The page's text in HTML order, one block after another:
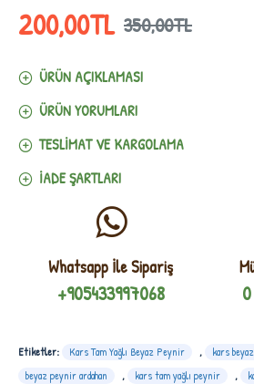
350,00TL
200,00TL
Whatsapp İle Sipariş
+905433997068
ÜRÜN AÇIKLAMASI
ÜRÜN YORUMLARI
TESLIMAT VE KARGOLAMA
İADE ŞARTLARI
Etiketler: Kars Tam Yağlı Beyaz Peynir , kars
beyaz peynir ardahan
, kars tam yağlı peynir ,